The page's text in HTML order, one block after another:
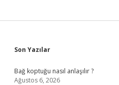
Sidebar
Son Yazılar
Bağ koptuğu nasıl anlaşılır ?
Ağustos 6, 2026